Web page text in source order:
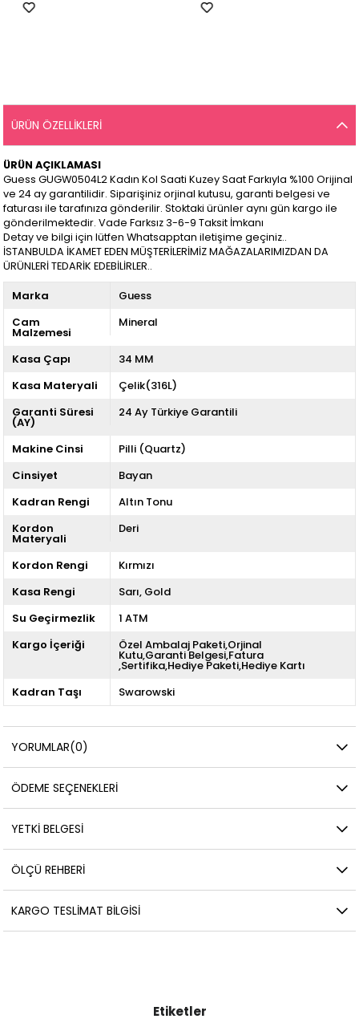
ÜRÜN ÖZELLIKLERI
ÜRÜN AÇIKLAMASI
Guess GUGW0504L2 Kadın Kol Saati Kuzey Saat Farkıyla %100 Orijinal
ve 24 ay garantilidir. Siparişiniz orjinal kutusu, garanti belgesi ve
faturası ile tarafınıza gönderilir. Stoktaki ürünler aynı gün kargo ile
gönderilmektedir. Vade Farksız 3-6-9 Taksit İmkanı
Detay ve bilgi için lütfen Whatsapptan iletişime geçiniz..
İSTANBULDA İKAMET EDEN MÜŞTERİLERİMİZ MAĞAZALARIMIZDAN DA
ÜRÜNLERİ TEDARİK EDEBİLİRLER..
Marka
Guess
Cam
Malzemesi
Mineral
Kasa Çapı
34 MM
Kasa Materyali
Çelik(316L)
Garanti Süresi
(AY)
24 Ay Türkiye Garantili
Makine Cinsi
Pilli (Quartz)
Cinsiyet
Bayan
Kadran Rengi
Altın Tonu
Kordon
Materyali
Deri
Kordon Rengi
Kırmızı
Kasa Rengi
Sarı Gold
Su Geçirmezlik
1 ATM
Kargo İçeriği
Özel Ambalaj Paketi,Orjinal
Kutu,Garanti Belgesi,Fatura
,Sertifika,Hediye Paketi,Hediye Kartı
Kadran Taşı
Swarowski
YORUMLAR(0)
ÖDEME SEÇENEKLERI
YETKİ BELGESİ
ÖLÇÜ REHBERI
KARGO TESLIMAT BILGISI
Etiketler